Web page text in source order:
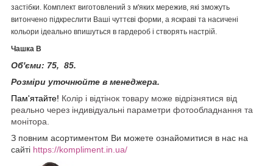
застібки. Комплект виготовлений з м'яких мережив, які зможуть
витончено підкреслити Ваші чуттєві форми, а яскраві та насичені
кольори ідеально впишуться в гардероб і створять настрій.
Чашка В
Об'єми: 75, 85.
Розміри уточнюйте в менеджера.
Пам'ятайте! Колір і відтінок товару може відрізнятися від
реально через індивідуальні параметри фотообладнання та
монітора.
З повним асортиментом Ви можете ознайомитися в нас на
сайті https://kompliment.in.ua/